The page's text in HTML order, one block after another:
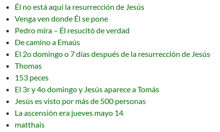
Él no está aquí la resurrección de Jesús
Venga ven donde Él se pone
Pedro mira – Él resucitó de verdad
De camino a Emaús
El 2o domingo o 7 días después de la resurrección de Jesús
Thomas
153 peces
El 3r y 4o domingo y Jesús aparece a Tomás
Jesús es visto por más de 500 personas
La ascensión era jueves mayo 14
matthais